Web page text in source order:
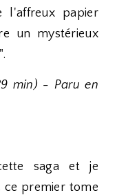
l'affreux papier
un mystérieux
min) - Paru en
saga et je
ce premier tome